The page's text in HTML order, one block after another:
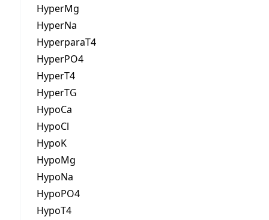
HyperMg
HyperNa
HyperparaT4
HyperPO4
HyperT4
HyperTG
HypoCa
HypoCl
HypoK
HypoMg
HypoNa
HypoPO4
HypoT4